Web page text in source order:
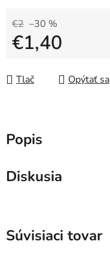
€2 –30 %
€1,40
Tlač
Opýtať sa
Popis
Diskusia
Súvisiaci tovar